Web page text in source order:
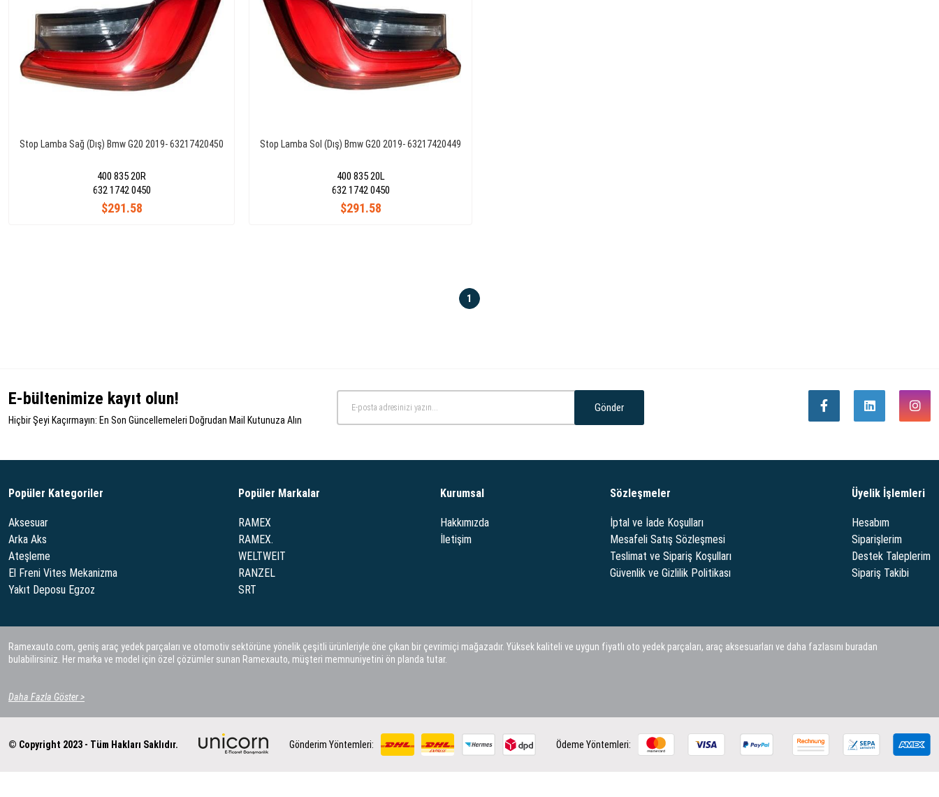
Stop Lamba Sağ (Dış) Bmw G20 2019- 63217420450
400 835 20R
$291.58
632 1742 0450
Stop Lamba Sol (Dış) Bmw G20 2019- 63217420449
400 835 20L
$291.58
632 1742 0450
1
E-bültenimize kayıt olun!
Hiçbir Şeyi Kaçırmayın: En Son Güncellemeleri Doğrudan Mail Kutunuza Alın
Gönder
Popüler Kategoriler
Aksesuar
Arka Aks
Ateşleme
El Freni Vites Mekanizma
Yakıt Deposu Egzoz
Popüler Markalar
RAMEX
RAMEX.
WELTWEIT
RANZEL
SRT
Kurumsal
Hakkımızda
İletişim
Sözleşmeler
İptal ve İade Koşulları
Mesafeli Satış Sözleşmesi
Teslimat ve Sipariş Koşulları
Güvenlik ve Gizlilik Politikası
Üyelik İşlemleri
Hesabım
Siparişlerim
Destek Taleplerim
Sipariş Takibi
Ramexauto.com, geniş araç yedek parçaları ve otomotiv sektörüne yönelik çeşitli ürünleriyle öne çıkan bir çevrimiçi mağazadır. Yüksek kaliteli ve uygun fiyatlı oto yedek parçaları, araç aksesuarları ve daha fazlasını buradan
bulabilirsiniz. Her marka ve model için özel çözümler sunan Ramexauto, müşteri memnuniyetini ön planda tutar.
Daha Fazla Göster >
© Copyright 2023 - Tüm Hakları Saklıdır. Gönderim Yöntemleri: Ödeme Yöntemleri: